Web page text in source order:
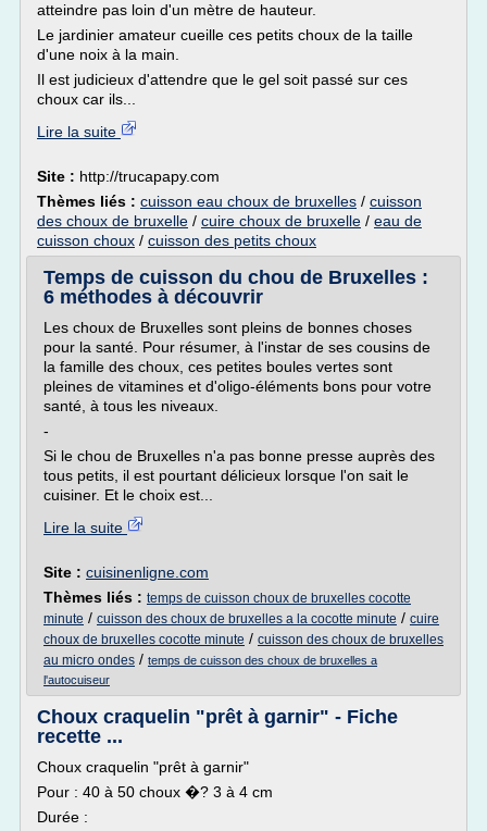
atteindre pas loin d'un mètre de hauteur.
Le jardinier amateur cueille ces petits choux de la taille
d'une noix à la main.
Il est judicieux d'attendre que le gel soit passé sur ces
choux car ils...
Lire la suite
Site : http://trucapapy.com
Thèmes liés : cuisson eau choux de bruxelles / cuisson
des choux de bruxelle / cuire choux de bruxelle / eau de
cuisson choux / cuisson des petits choux
Temps de cuisson du chou de Bruxelles :
6 méthodes à découvrir
Les choux de Bruxelles sont pleins de bonnes choses
pour la santé. Pour résumer, à l'instar de ses cousins de
la famille des choux, ces petites boules vertes sont
pleines de vitamines et d'oligo-éléments bons pour votre
santé, à tous les niveaux.
-
Si le chou de Bruxelles n'a pas bonne presse auprès des
tous petits, il est pourtant délicieux lorsque l'on sait le
cuisiner. Et le choix est...
Lire la suite
Site : cuisinenligne.com
Thèmes liés : temps de cuisson choux de bruxelles cocotte
minute / cuisson des choux de bruxelles a la cocotte minute / cuire
choux de bruxelles cocotte minute / cuisson des choux de bruxelles
au micro ondes / temps de cuisson des choux de bruxelles a
l'autocuiseur
Choux craquelin "prêt à garnir" - Fiche
recette ...
Choux craquelin "prêt à garnir"
Pour : 40 à 50 choux �? 3 à 4 cm
Durée :